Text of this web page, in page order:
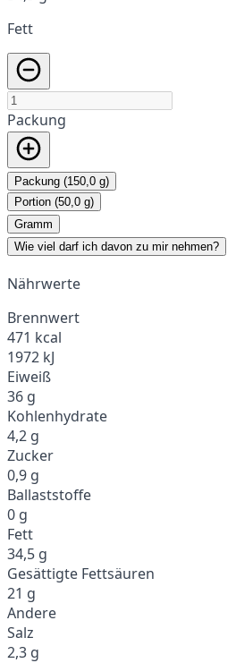
Fett
Packung
Packung (150,0 g)
Portion (50,0 g)
Gramm
Wie viel darf ich davon zu mir nehmen?
Nährwerte
Brennwert
471 kcal
1972 kJ
Eiweiß
36 g
Kohlenhydrate
4,2 g
Zucker
0,9 g
Ballaststoffe
0 g
Fett
34,5 g
Gesättigte Fettsäuren
21 g
Andere
Salz
2,3 g